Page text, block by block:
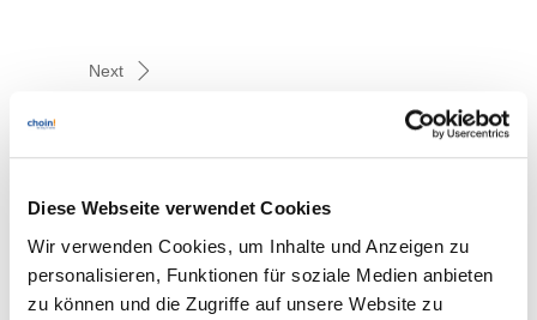
Diese Webseite verwendet Cookies
Wir verwenden Cookies, um Inhalte und Anzeigen zu
personalisieren, Funktionen für soziale Medien anbieten
zu können und die Zugriffe auf unsere Website zu
Next
Related posts